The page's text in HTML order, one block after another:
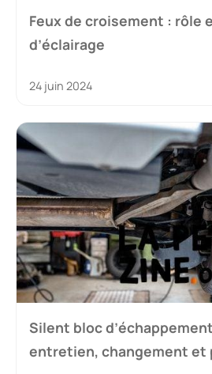
Feux de croisement : rôle
d’éclairage
24 juin 2024
Silent bloc
entretien, changement et